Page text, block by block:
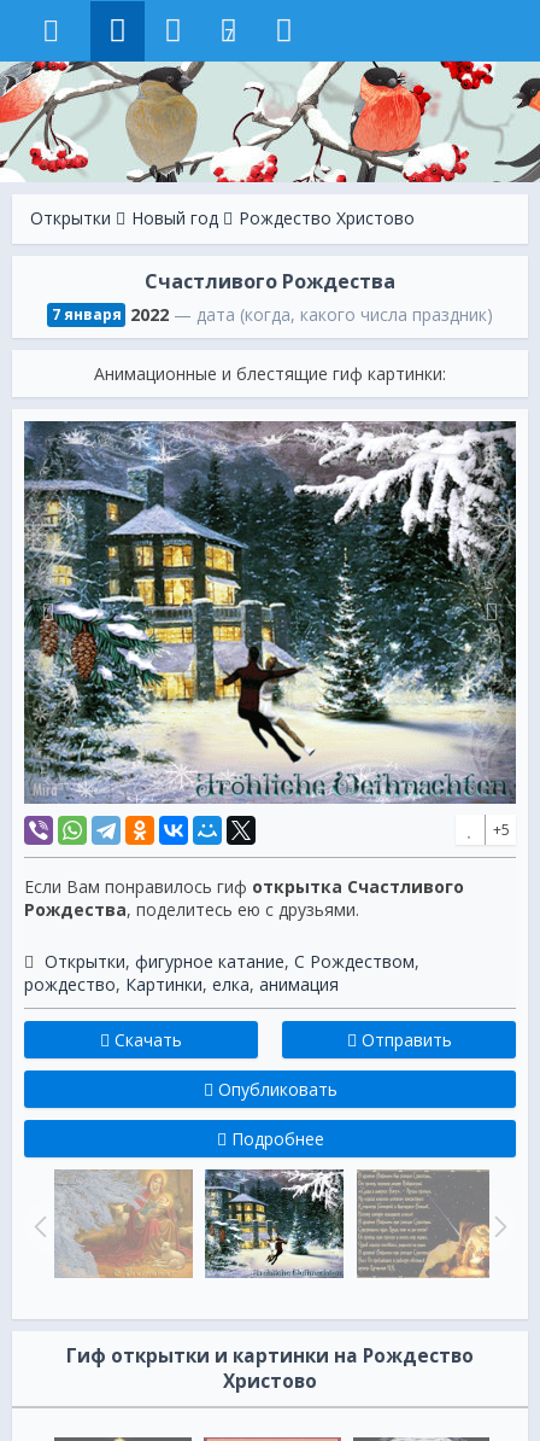
7
Открытки Новый год Рождество Христово
Счастливого Рождества
7 января 2022 — дата (когда, какого числа праздник)
Анимационные и блестящие гиф картинки:
+5
Если Вам понравилось гиф открытка Счастливого
Рождества, поделитесь ею с друзьями.
Открытки, фигурное катание, С Рождеством,
рождество, Картинки, елка, анимация
Скачать Отправить
Опубликовать
Подробнее
Гиф открытки и картинки на Рождество
Христово